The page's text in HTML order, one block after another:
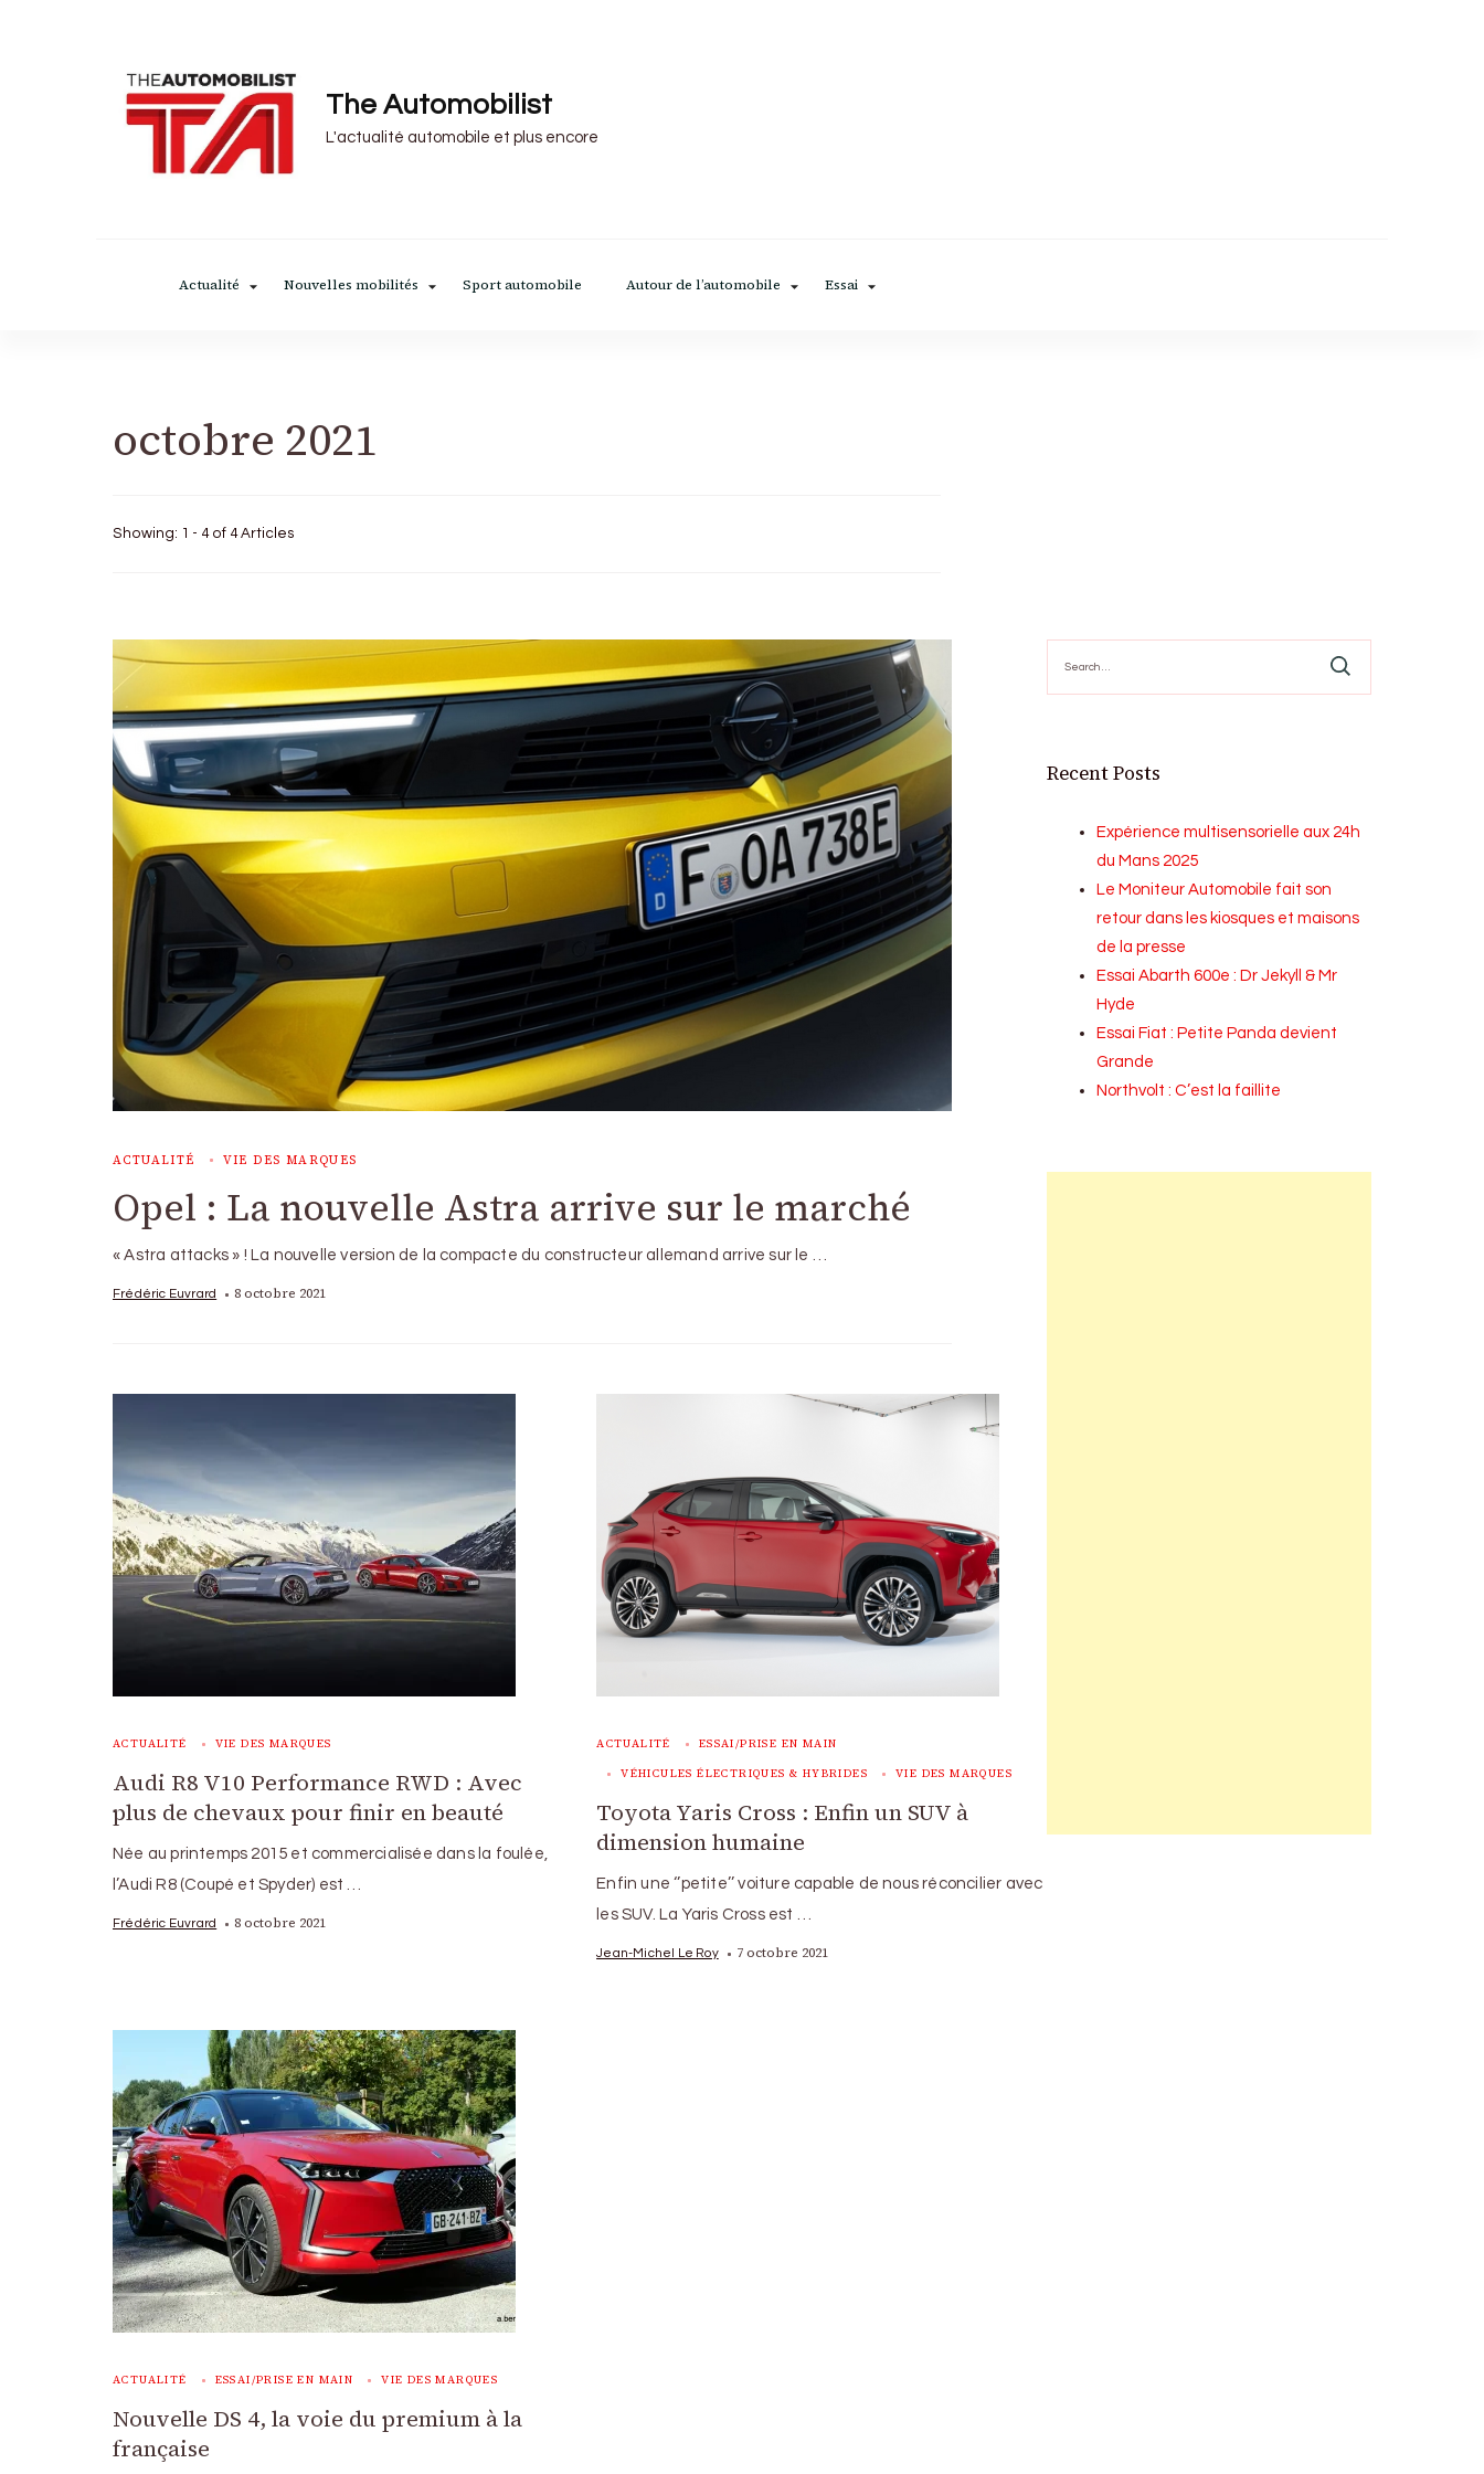
The Automobilist
L'actualité automobile et plus encore
Actualité Nouvelles mobilités Sport automobile Autour de l’automobile Essai
octobre 2021
Showing: 1 - 4 of 4 Articles
ACTUALITÉ VIE DES MARQUES
Opel : La nouvelle Astra arrive sur le marché
« Astra attacks » ! La nouvelle version de la compacte du constructeur allemand arrive sur le …
Frédéric Euvrard 8 octobre 2021
ACTUALITÉ VIE DES MARQUES
Audi R8 V10 Performance RWD : Avec
plus de chevaux pour finir en beauté
Née au printemps 2015 et commercialisée dans la foulée,
l’Audi R8 (Coupé et Spyder) est …
Frédéric Euvrard 8 octobre 2021
ACTUALITÉ ESSAI/PRISE EN MAIN
VÉHICULES ÉLECTRIQUES & HYBRIDES VIE DES MARQUES
Toyota Yaris Cross : Enfin un SUV à
dimension humaine
Enfin une ‘’petite’’ voiture capable de nous réconcilier avec
les SUV. La Yaris Cross est …
Jean-Michel Le Roy 7 octobre 2021
ACTUALITÉ ESSAI/PRISE EN MAIN VIE DES MARQUES
Nouvelle DS 4, la voie du premium à la
française
for:
Recent Posts
Expérience multisensorielle aux 24h
du Mans 2025
Le Moniteur Automobile fait son
retour dans les kiosques et maisons
de la presse
Essai Abarth 600e : Dr Jekyll & Mr
Hyde
Essai Fiat : Petite Panda devient
Grande
Northvolt : C’est la faillite